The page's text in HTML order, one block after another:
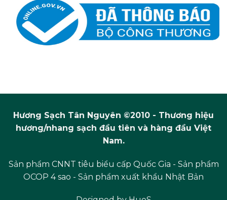
Hương Sạch Tân Nguyên ©2010 - Thương hiệu
hương/nhang sạch đầu tiên và hàng đầu Việt
Nam.
Sản phẩm CNNT tiêu biểu cấp Quốc Gia - Sản phẩm
OCOP 4 sao - Sản phẩm xuất khẩu Nhật Bản